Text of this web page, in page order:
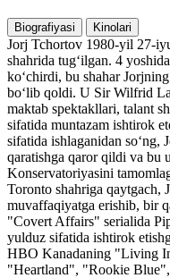
Biografiyasi Kinolari
Jorj Tchortov 1980-yil 27-
shahrida tug‘ilgan. 4
ko‘chirdi, bu shahar
bo‘lib qoldi. U Sir Wilfrid
maktab spektakllari, talant
sifatida muntazam ishtirok
sifatida ishlaganidan
qaratishga qaror qildi va
Konservatoriyasini
Toronto shahriga qaytgach,
muvaffaqiyatga erishib, bir
"Covert Affairs" serialida
yulduz sifatida ishtirok
HBO Kanadaning "Living
"Heartland", "Rookie